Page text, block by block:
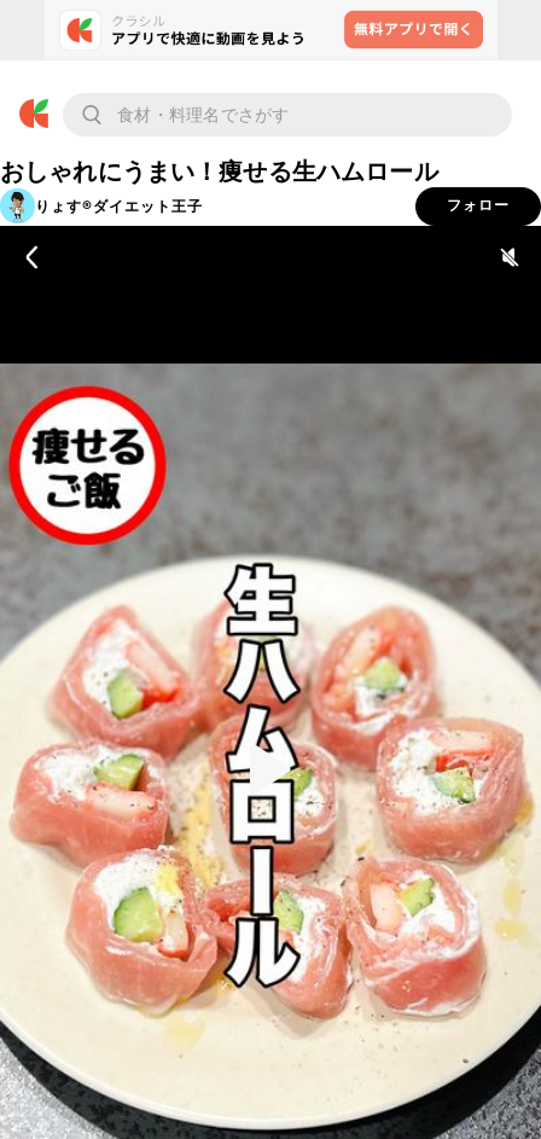
おしゃれにうまい！痩せる生ハムロール
りょす®️ダイエット王子 フォロー